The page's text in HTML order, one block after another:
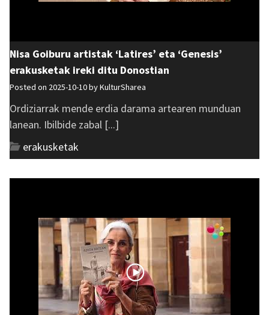
Nisa Goiburu artistak ‘Latires’ eta ‘Genesis’
erakusketak ireki ditu Donostian
Posted on 2025-10-10 byKulturSharea
Ordiziarrak mende erdia darama artearen munduan
lanean. Ibilbide zabal [...]
erakusketak